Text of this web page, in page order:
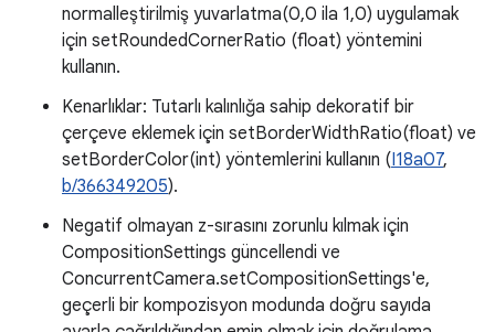
normalleştirilmiş yuvarlatma(0,0 ila 1,0) uygulamak
için setRoundedCornerRatio (float) yöntemini
kullanın.
Kenarlıklar: Tutarlı kalınlığa sahip dekoratif bir
çerçeve eklemek için setBorderWidthRatio(float) ve
setBorderColor(int) yöntemlerini kullanın (I18a07,
b/366349205).
Negatif olmayan z-sırasını zorunlu kılmak için
CompositionSettings güncellendi ve
ConcurrentCamera.setCompositionSettings'e,
geçerli bir kompozisyon modunda doğru sayıda